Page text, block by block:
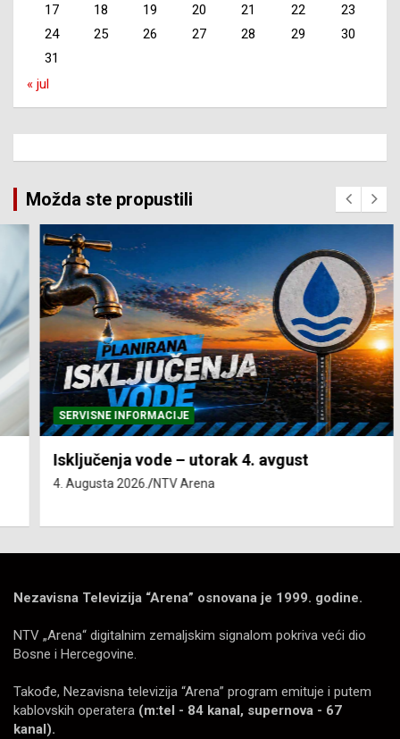
17
18 19 20 21 22
23
24
25 26 27 28 29
30
31
« jul
Možda ste propustili
SERVISNE INFORMACIJE
Isključenja vode – utorak 4. avgust
4. Augusta 2026. NTV Arena
Nezavisna Televizija “Arena” osnovana je 1999. godine.
NTV „Arena“ digitalnim zemaljskim signalom pokriva veći dio
Bosne i Hercegovine.
Takođe, Nezavisna televizija “Arena” program emituje i putem
kablovskih operatera (m:tel - 84 kanal, supernova - 67
kanal).